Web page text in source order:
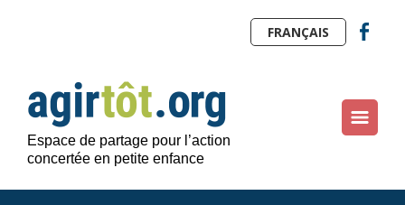
Espace de partage pour l’action
concertée en petite enfance
FRANÇAIS